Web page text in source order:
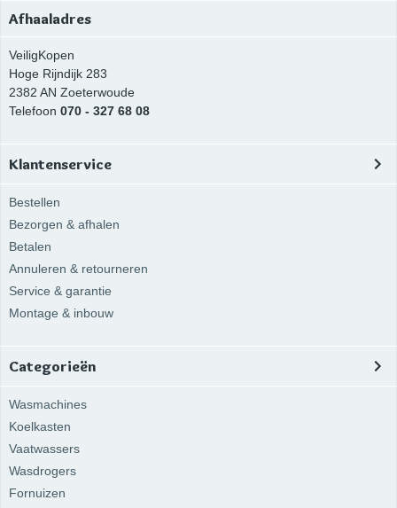
Afhaaladres
VeiligKopen
Hoge Rijndijk 283
2382 AN Zoeterwoude
Telefoon 070 - 327 68 08
Klantenservice
Bestellen
Bezorgen & afhalen
Betalen
Annuleren & retourneren
Service & garantie
Montage & inbouw
Categorieën
Wasmachines
Koelkasten
Vaatwassers
Wasdrogers
Fornuizen